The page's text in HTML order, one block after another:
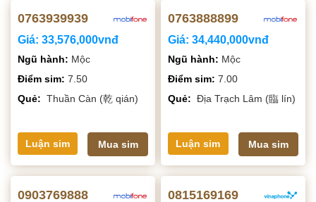
0763939939
Giá: 33,576,000vnđ
Ngũ hành: Mộc
Điểm sim: 7.50
Quẻ: Thuần Càn (乾 qián)
Luận sim Mua sim
0763888899
Giá:34,440,000vnđ
Ngũ hành: Mộc
Điểm sim:7.00
Quẻ: Địa Trạch Lâm (臨 lín)
Luận sim Mua sim
0903769888 0815169169